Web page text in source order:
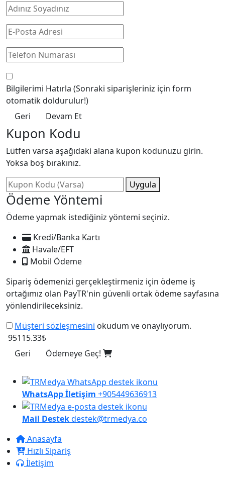
Bilgilerimi Hatırla (Sonraki siparişleriniz için form
otomatik doldurulur!)
Geri
Devam Et
Kupon Kodu
Lütfen varsa aşağıdaki alana kupon kodunuzu girin.
Yoksa boş bırakınız.
Uygula
Ödeme Yöntemi
Ödeme yapmak istediğiniz yöntemi seçiniz.
Kredi/Banka Kartı
Havale/EFT
Mobil Ödeme
Sipariş ödemenizi gerçekleştirmeniz için ödeme iş
ortağımız olan PayTR'nin güvenli ortak ödeme sayfasına
yönlendirileceksiniz.
Müşteri sözleşmesini okudum ve onaylıyorum.
95115.33₺
Geri
Ödemeye Geç!
WhatsApp İletişim +905449636913
Mail Destekdestek@trmedya.co
Anasayfa
Hızlı Sipariş
İletişim